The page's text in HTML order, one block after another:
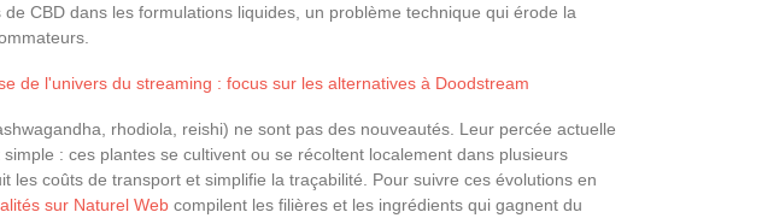
CBD dans les formulations liquides, un problème technique qui érode la
de l'univers du streaming : focus sur les alternatives à Doodstream
rhodiola, reishi) ne sont pas des nouveautés. Leur percée actuelle
: ces plantes se cultivent ou se récoltent localement dans plusieurs
les coûts de transport et simplifie la traçabilité. Pour suivre ces évolutions en
sur Naturel Web compilent les filières et les ingrédients qui gagnent du